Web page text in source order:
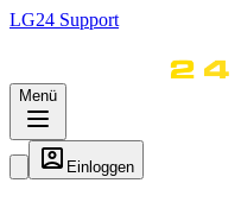
LG24 Support
Menü
Einloggen